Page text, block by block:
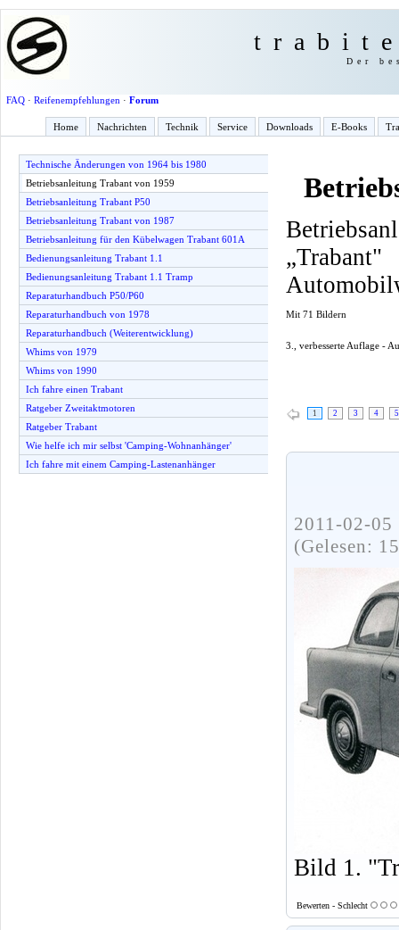
Der
FAQ· Reifenempfehlungen · Forum
Home Nachrichten Technik Service Downloads E-Books
Technische Änderungen von 1964 bis 1980
Betriebsanleitung Trabant von 1959
Betriebsanleitung Trabant P50
Betriebsanleitung Trabant von 1987
Betriebsanleitung für den Kübelwagen Trabant 601A
Bedienungsanleitung Trabant 1.1
Bedienungsanleitung Trabant 1.1 Tramp
Reparaturhandbuch P50/P60
Reparaturhandbuch von 1978
Reparaturhandbuch (Weiterentwicklung)
Whims von 1979
Whims von 1990
Ich fahre einen Trabant
Ratgeber Zweitaktmotoren
Ratgeber Trabant
Wie helfe ich mir selbst 'Camping-Wohnanhänger'
Ich fahre mit einem Camping-Lastenanhänger
Mit 71 Bildern
3., verbesserte Auflage -
1 2 3 4 5
2011-02-
(Gelesen:
Bild 1.
Bewerten - Schlecht